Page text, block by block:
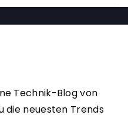
Technik-Blog von
die neuesten Trends